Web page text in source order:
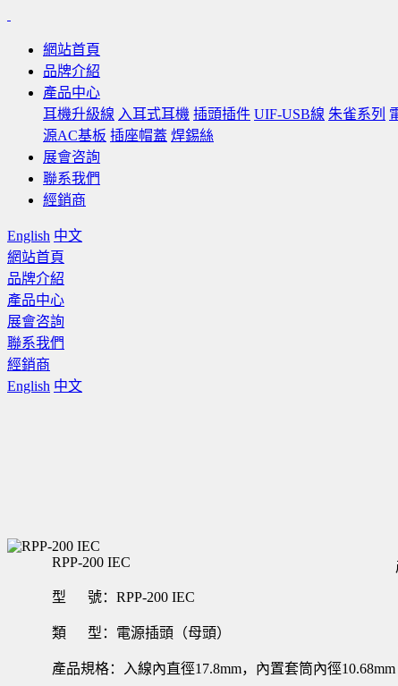
網站首頁
品牌介紹
產品中心
耳機升級線 入耳式耳機 插頭插件 UIF-USB線 朱雀系列
源AC基板 插座帽蓋 焊錫絲
展會咨詢
聯系我們
經銷商
English 中文
網站首頁
品牌介紹
產品中心
展會咨詢
聯系我們
經銷商
English 中文
RPP-200 IEC
型 號：RPP-200 IEC
類 型：電源插頭（母頭）
產品規格：入線內直徑17.8mm，內置套筒內徑10.68mm